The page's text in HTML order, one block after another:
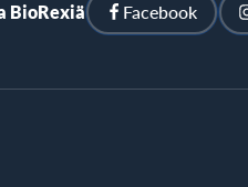
BioRexiä Facebook